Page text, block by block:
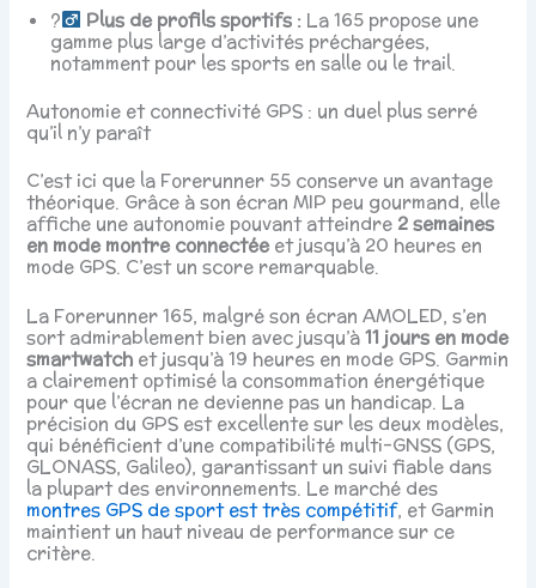
?‍
Plus de profils sportifs : La 165 propose une
gamme plus large d’activités préchargées,
notamment pour les sports en salle ou le trail.
Autonomie et connectivité GPS : un duel plus serré
qu’il n’y paraît
C’est ici que la Forerunner 55 conserve un avantage
théorique. Grâce à son écran MIP peu gourmand, elle
affiche une autonomie pouvant atteindre 2 semaines
en mode montre connectéeet jusqu’à 20 heures en
mode GPS. C’est un score remarquable.
La Forerunner 165, malgré son écran AMOLED, s’en
sort admirablement bien avec jusqu’à11 jours en mode
smartwatch et jusqu’à 19 heures en mode GPS. Garmin
a clairement optimisé la consommation énergétique
pour que l’écran ne devienne pas un handicap. La
précision du GPS est excellente sur les deux modèles,
qui bénéficient d’une compatibilité multi-GNSS (GPS,
GLONASS, Galileo), garantissant un suivi fiable dans
la plupart des environnements. Le marché des
montres GPS de sport est très compétitif, et Garmin
maintient un haut niveau de performance sur ce
critère.